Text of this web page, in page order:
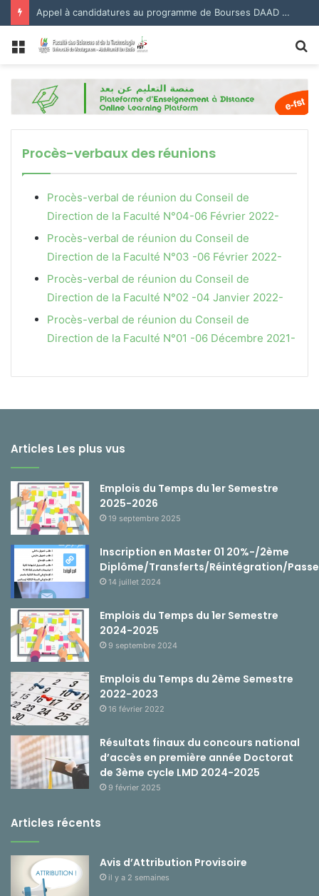
Appel à candidatures au programme de Bourses DAAD 2027.
Menu
Procès-verbaux des réunions
Procès-verbal de réunion du Conseil de
Direction de la Faculté N°04-06 Février 2022-
Procès-verbal de réunion du Conseil de
Direction de la Faculté N°03 -06 Février 2022-
Procès-verbal de réunion du Conseil de
Direction de la Faculté N°02 -04 Janvier 2022-
Procès-verbal de réunion du Conseil de
Direction de la Faculté N°01 -06 Décembre 2021-
Articles Les plus vus
Emplois du Temps du 1er Semestre
2025-2026
19 septembre 2025
Inscription en Master 01 20%-/2ème
Diplôme/Transferts/Réintégration/
14 juillet 2024
Emplois du Temps du 1er Semestre
2024-2025
9 septembre 2024
Emplois du Temps du 2ème Semestre
2022-2023
16 février 2022
Résultats finaux du concours national
d’accès en première année Doctorat
de 3ème cycle LMD 2024-2025
9 février 2025
Articles récents
Avis d’Attribution Provisoire
il y a 2 semaines